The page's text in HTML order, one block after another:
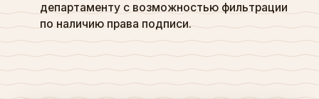
департаменту с возможностью фильтрации
по наличию права подписи.